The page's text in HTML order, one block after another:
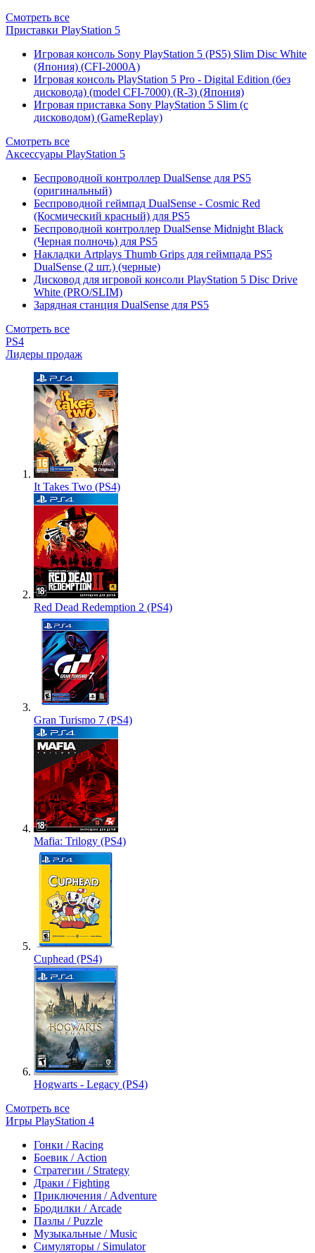
Смотреть все
Приставки PlayStation 5
Игровая консоль Sony PlayStation 5 (PS5) Slim Disc White
(Япония) (CFI-2000A)
Игровая консоль PlayStation 5 Pro - Digital Edition (без
дисковода) (model CFI-7000) (R-3) (Япония)
Игровая приставка Sony PlayStation 5 Slim (с
дисководом) (GameReplay)
Смотреть все
Аксессуары PlayStation 5
Беспроводной контроллер DualSense для PS5
(оригинальный)
Беспроводной геймпад DualSense - Cosmic Red
(Космический красный) для PS5
Беспроводной контроллер DualSense Midnight Black
(Черная полночь) для PS5
Накладки Artplays Thumb Grips для геймпада PS5
DualSense (2 шт.) (черные)
Дисковод для игровой консоли PlayStation 5 Disc Drive
White (PRO/SLIM)
Зарядная станция DualSense для PS5
Смотреть все
PS4
Лидеры продаж
It Takes Two (PS4)
Red Dead Redemption 2 (PS4)
Gran Turismo 7 (PS4)
Mafia: Trilogy (PS4)
Cuphead (PS4)
Hogwarts - Legacy (PS4)
Смотреть все
Игры PlayStation 4
Гонки / Racing
Боевик / Action
Стратегии / Strategy
Драки / Fighting
Приключения / Adventure
Бродилки / Arcade
Пазлы / Puzzle
Музыкальные / Music
Симуляторы / Simulator